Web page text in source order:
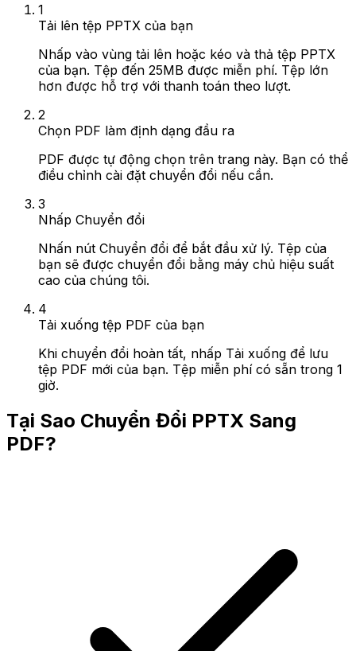
1
Tải lên tệp PPTX của bạn
Nhấp vào vùng tải lên hoặc kéo và thả tệp PPTX
của bạn. Tệp đến 25MB được miễn phí. Tệp lớn
hơn được hỗ trợ với thanh toán theo lượt.
2
Chọn PDF làm định dạng đầu ra
PDF được tự động chọn trên trang này. Bạn có thể
điều chỉnh cài đặt chuyển đổi nếu cần.
3
Nhấp Chuyển đổi
Nhấn nút Chuyển đổi để bắt đầu xử lý. Tệp của
bạn sẽ được chuyển đổi bằng máy chủ hiệu suất
cao của chúng tôi.
4
Tải xuống tệp PDF của bạn
Khi chuyển đổi hoàn tất, nhấp Tải xuống để lưu
tệp PDF mới của bạn. Tệp miễn phí có sẵn trong 1
giờ.
Tại Sao Chuyển Đổi PPTX Sang
PDF?